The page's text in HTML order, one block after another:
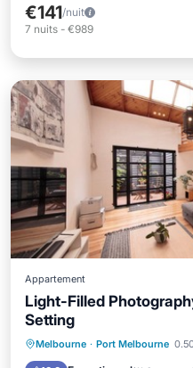
€141/nuit
7 nuits - €989
Appartement
Light-Filled
Setting
Melbourne · Port Melbourne
Front de mer
Vue sur l’océan